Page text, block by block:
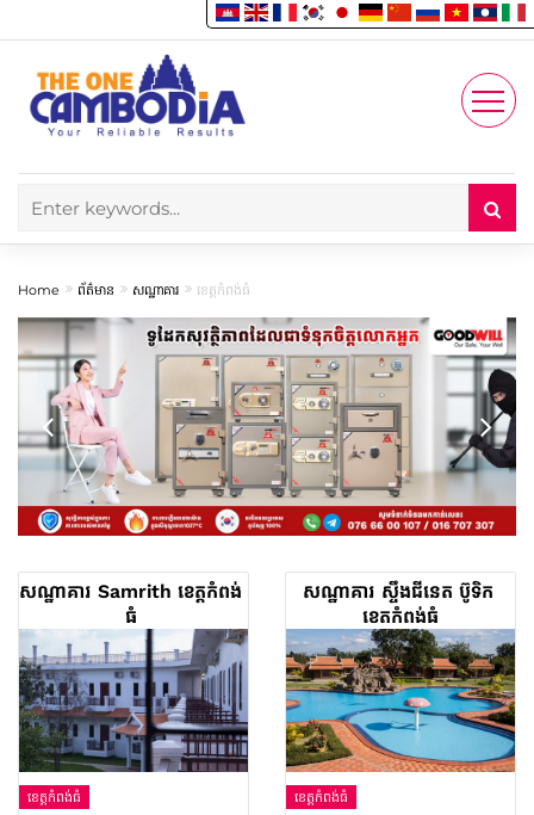
Account
Enjoy
Home ព័ត៌មាន សណ្ឋាគារ ខេត្តកំពង់ធំ
សណ្ឋាគារ Samrith ខេត្តកំពង់
ធំ
ខេត្តកំពង់ធំ
សណ្ឋាគារ ស្ទឹងជីនេត ប៊ូទិក
ខេត្តកំពង់ធំ
ខេត្តកំពង់ធំ